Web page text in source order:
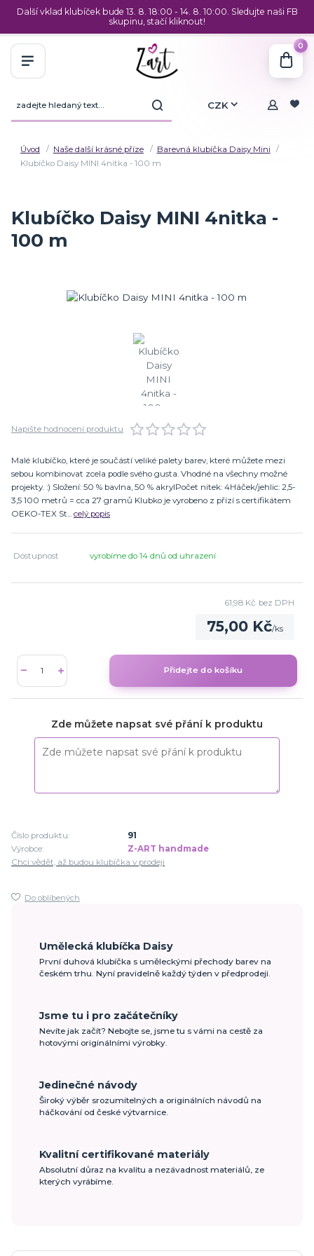
Další vklad klubíček bude 13. 8. 18:00 - 14. 8. 10:00. Sledujte naši FB
skupinu, stačí kliknout!
CZK
0
Úvod Naše další krásné příze
Barevná klubíčka Daisy Mini
Klubíčko Daisy MINI 4nitka - 100 m
Klubíčko Daisy MINI 4nitka -
100 m
Napište hodnocení produktu
Malé klubíčko, které je součástí veliké palety barev, které můžete mezi
sebou kombinovat zcela podle svého gusta. Vhodné na všechny možné
projekty. :) Složení: 50 % bavlna, 50 % akrylPočet nitek: 4Háček/jehlic: 2,5-
3,5 100 metrů = cca 27 gramů Klubko je vyrobeno z přízí s certifikátem
OEKO-TEX St... celý popis
Dostupnost vyrobíme do 14 dnů od uhrazení
75,00 Kč/ks
61,98 Kč bez DPH
Přidejte do košíku
Zde můžete napsat své přání k produktu
Číslo produktu:
91
Výrobce:
Z-ART handmade
Chci vědět, až budou klubíčka v prodeji
Do oblíbených
Umělecká klubíčka Daisy
První duhová klubíčka s uměleckými přechody barev na
českém trhu. Nyní pravidelně každý týden v předprodeji.
Jsme tu i pro začátečníky
Nevíte jak začít? Nebojte se, jsme tu s vámi na cestě za
hotovými originálními výrobky.
Jedinečné návody
Široký výběr srozumitelných a originálních návodů na
háčkování od české výtvarnice.
Kvalitní certifikované materiály
Absolutní důraz na kvalitu a nezávadnost materiálů, ze
kterých vyrábíme.